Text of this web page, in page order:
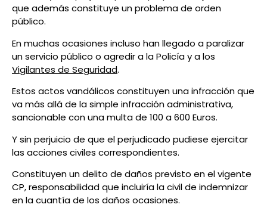
que además constituye un problema de orden
público.
En muchas ocasiones incluso han llegado a paralizar
un servicio público o agredir a la Policía y a los
Vigilantes de Seguridad.
Estos actos vandálicos constituyen una infracción que
va más allá de la simple infracción administrativa,
sancionable con una multa de 100 a 600 Euros.
Y sin perjuicio de que el perjudicado pudiese ejercitar
las acciones civiles correspondientes.
Constituyen un delito de daños previsto en el vigente
CP, responsabilidad que incluiría la civil de indemnizar
en la cuantía de los daños ocasiones.